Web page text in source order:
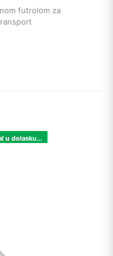
futrolom za
u dolasku...